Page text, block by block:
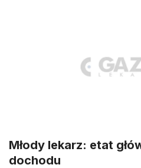
Młody lekarz: etat
dochodu